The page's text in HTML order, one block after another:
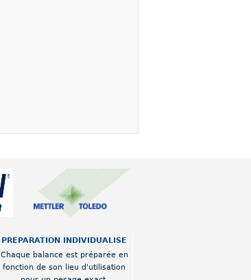
PREPARATION INDIVIDUALISE
Chaque balance est préparée en
fonction de son lieu d'utilisation